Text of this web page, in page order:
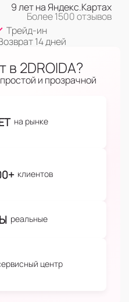
9 лет на Яндекс.Картах
Более 1500 отзывов
Трейд-ин
14 дней
2DROIDA?
и прозрачной
на рынке
клиентов
реальные
центр